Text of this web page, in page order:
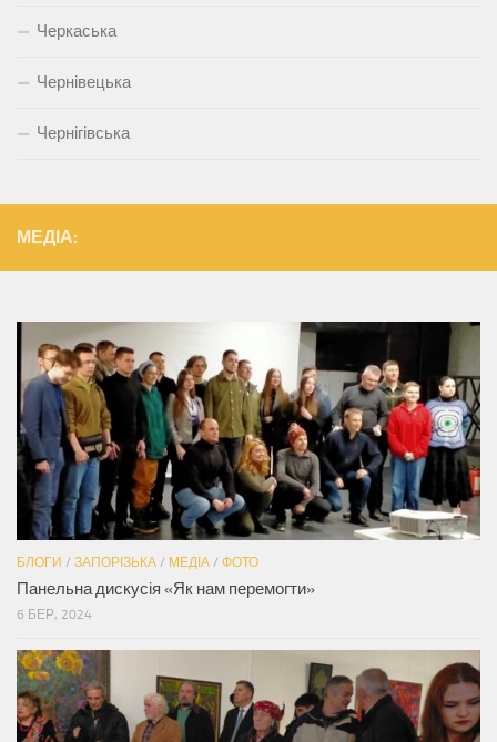
Черкаська
Чернівецька
Чернігівська
МЕДІА:
БЛОГИ / ЗАПОРІЗЬКА / МЕДІА / ФОТО
Панельна дискусія «Як нам перемогти»
6 БЕР, 2024